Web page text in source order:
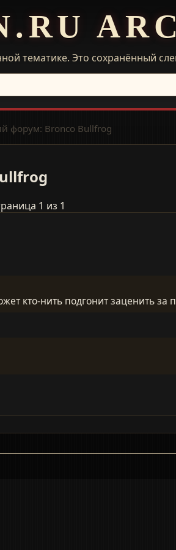
тематике. Это сохранённый
форум: Bronco Bullfrog
1 из 1
кто-нить подгонит заценить за